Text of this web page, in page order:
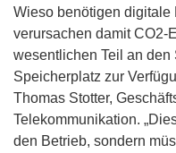
Wieso benötigen digitale
verursachen damit CO2-
wesentlichen Teil an
Speicherplatz zur
Thomas Stotter,
Telekommunikation.
den Betrieb, sondern